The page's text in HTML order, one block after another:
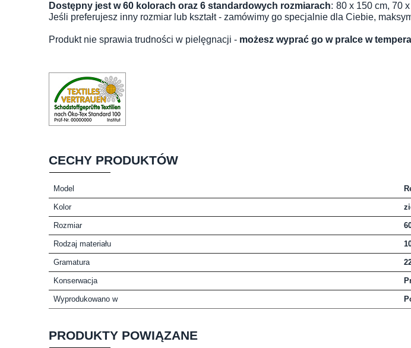
Dostępny jest w 60 kolorach oraz 6 standardowych rozmiarach: 80 x 150 cm, 70
Jeśli preferujesz inny rozmiar lub kształt - zamówimy go specjalnie dla Ciebie,
Produkt nie sprawia trudności w pielęgnacji - możesz wyprać go w pralce w
CECHY PRODUKTÓW
Model
Kolor
Rozmiar
Rodzaj materiału
Gramatura
Konserwacja
Wyprodukowano w
PRODUKTY POWIĄZANE